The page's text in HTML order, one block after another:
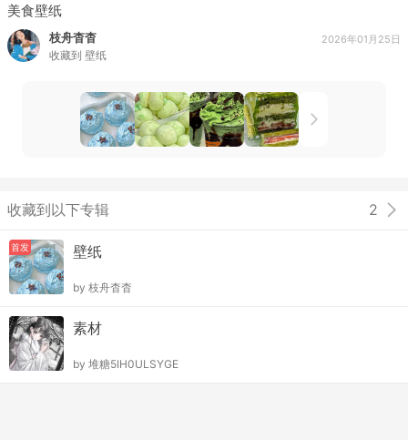
美食壁纸
枝舟杳杳
收藏到 壁纸
2026年01月25日
收藏到以下专辑 2
首发 壁纸
by 枝舟杳杳
素材
by 堆糖5IH0ULSYGE